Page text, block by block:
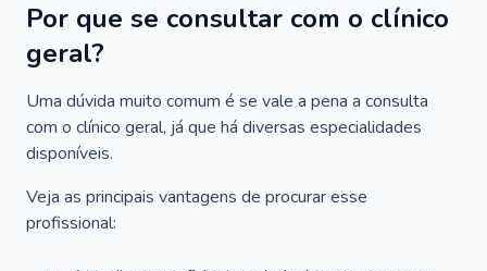
Por que se consultar com o clínico
geral?
Uma dúvida muito comum é se vale a pena a consulta
com o clínico geral, já que há diversas especialidades
disponíveis.
Veja as principais vantagens de procurar esse
profissional: